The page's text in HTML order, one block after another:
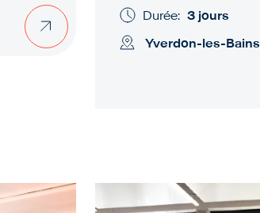
Durée: 3 jours
Yverdon-les-Bains